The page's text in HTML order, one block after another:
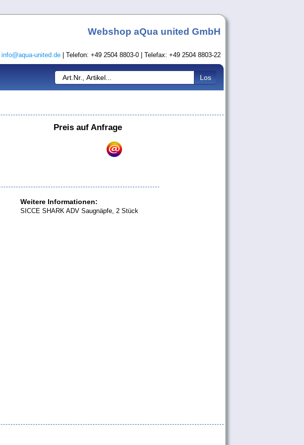
Webshop aQua united GmbH
info@aqua-united.de | Telefon: +49 2504 8803-0 | Telefax: +49 2504 8803-22
Preis auf Anfrage
Weitere Informationen:
SICCE SHARK ADV Saugnäpfe, 2 Stück